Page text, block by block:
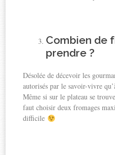
Combien de
prendre ?
Désolée de décevoir les
autorisés par le savoir-vivre
Même si sur le plateau se
faut choisir deux fromages
difficile